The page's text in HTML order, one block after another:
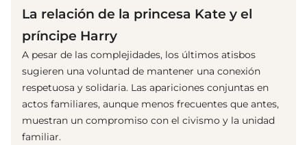
La relación de la princesa Kate y el
príncipe Harry
A pesar de las complejidades, los últimos atisbos
sugieren una voluntad de mantener una conexión
respetuosa y solidaria. Las apariciones conjuntas en
actos familiares, aunque menos frecuentes que antes,
muestran un compromiso con el civismo y la unidad
familiar.